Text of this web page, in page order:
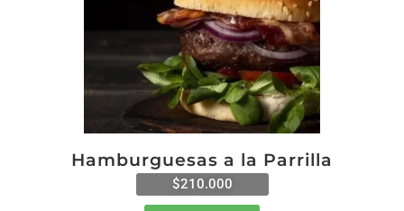
Hamburguesas a la Parrilla
$210.000